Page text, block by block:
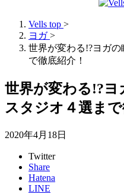
Vells top >
ヨガ >
世界が変わる!?ヨガ
で徹底紹介！
世界が変わる!?ヨ
スタジオ４選まで
2020年4月18日
Twitter
Share
Hatena
LINE